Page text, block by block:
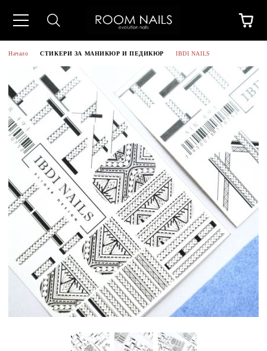
Начало СТИКЕРИ ЗА МАНИКЮР И ПЕДИКЮР IBDI NAILS